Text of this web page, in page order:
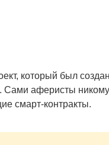
который был
Сами аферисты
смарт-контракты.